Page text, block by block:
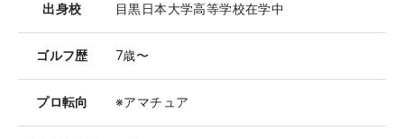
出身校 目黒日本大学高等学校在学中
ゴルフ歴 7歳〜
プロ転向 ※アマチュア